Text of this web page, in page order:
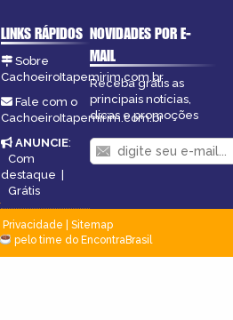
LINKS RÁPIDOS
Sobre
CachoeiroItapemirim.com.br
Fale com o
CachoeiroItapemirim.com.br
ANUNCIE:
Com
destaque |
Grátis
NOVIDADES POR E-
MAIL
Receba grátis as
principais notícias,
dicas e promoções
Privacidade
Sitemap
pelo time do EncontraBrasil